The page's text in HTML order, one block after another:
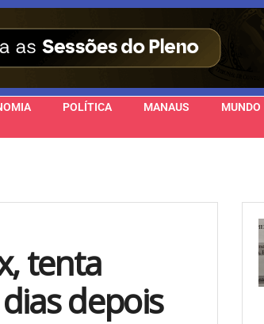
POLÍTICA MANAUS MUNDO
tenta
depois